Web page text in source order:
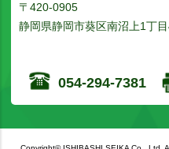
〒420-0905
静岡県静岡市葵区南沼上1丁
054-294-7381